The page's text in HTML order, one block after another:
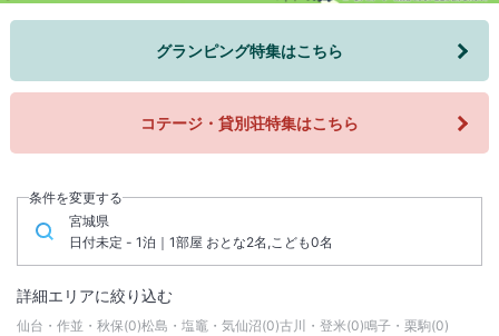
コテージ・貸別荘特集はこちら
グランピング特集はこちら
条件を変更する
宮城県
日付未定 - 1泊｜1部屋 おとな2名,こども0名
詳細エリアに絞り込む
仙台・作並・秋保(0)松島・塩竈・気仙沼(0)古川・登米(0)鳴子・栗駒(0)